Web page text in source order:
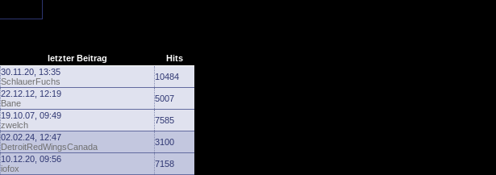
letzter Beitrag
Hits
30.11.20, 13:35
SchlauerFuchs
10484
22.12.12, 12:19
Bane
5007
19.10.07, 09:49
zwelch
7585
02.02.24, 12:47
DetroitRedWingsCanada
3100
10.12.20, 09:56
iofox
7158